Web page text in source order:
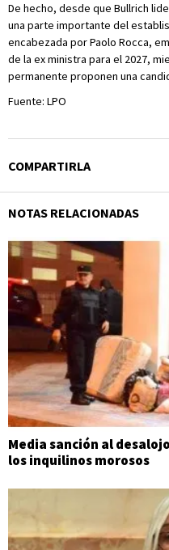
De hecho, desde que Bullrich
una parte importante del
encabezada por Paolo Rocca,
de la ex ministra para el 2027,
permanente proponen una
Fuente: LPO
COMPARTIRLA
NOTAS RELACIONADAS
Media sanción al
los inquilinos morosos